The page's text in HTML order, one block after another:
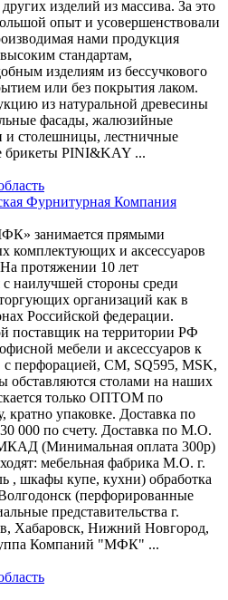
изделий из массива. За это
опыт и усовершенствовали
нами продукция
стандартам,
изделиям из бессучкового
или без покрытия лаком.
из натуральной древесины
фасады, жалюзийные
и столешницы, лестничные
брикеты PINI&KAY ...
Фурнитурная Компания
занимается прямыми
комплектующих и аксессуаров
протяжении 10 лет
с наилучшей стороны среди
организаций как в
Российской федерации.
поставщик на территории РФ
мебели и аксессуаров к
перфорацией, CM, SQ595, MSK,
столами на наших
только ОПТОМ по
кратно упаковке. Доставка по
000 по счету. Доставка по М.О.
(Минимальная оплата 300р)
мебельная фабрика М.О. г.
, шкафы купе, кухни) обработка
(перфорированные
представительства г.
Хабаровск, Нижний Новгород,
Компаний "МФК" ...